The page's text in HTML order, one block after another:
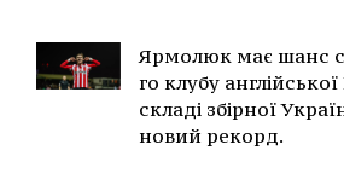
Ярмолюк має шанс
го клубу
складі збірної
новий рекорд.